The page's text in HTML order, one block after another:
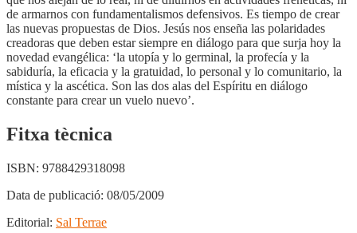
de armarnos con fundamentalismos defensivos. Es tiempo de crear
las nuevas propuestas de Dios. Jesús nos enseña las polaridades
creadoras que deben estar siempre en diálogo para que surja hoy la
novedad evangélica: ‘la utopía y lo germinal, la profecía y la
sabiduría, la eficacia y la gratuidad, lo personal y lo comunitario, la
mística y la ascética. Son las dos alas del Espíritu en diálogo
constante para crear un vuelo nuevo’.
Fitxa tècnica
ISBN: 9788429318098
Data de publicació: 08/05/2009
Editorial: Sal Terrae